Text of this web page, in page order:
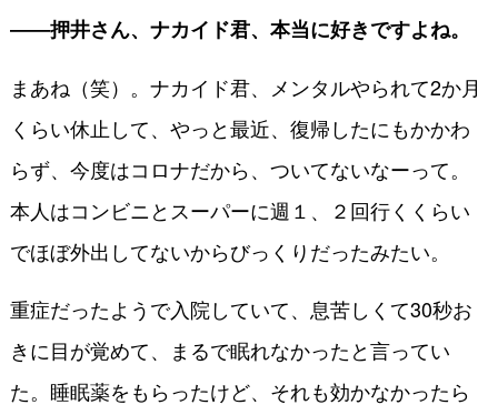
――押井さん、ナカイド君、本当に好きですよね。
まあね（笑）。ナカイド君、メンタルやられて2か月
くらい休止して、やっと最近、復帰したにもかかわ
らず、今度はコロナだから、ついてないなーって。
本人はコンビニとスーパーに週１、２回行くくらい
でほぼ外出してないからびっくりだったみたい。
重症だったようで入院していて、息苦しくて30秒お
きに目が覚めて、まるで眠れなかったと言ってい
た。睡眠薬をもらったけど、それも効かなかったら